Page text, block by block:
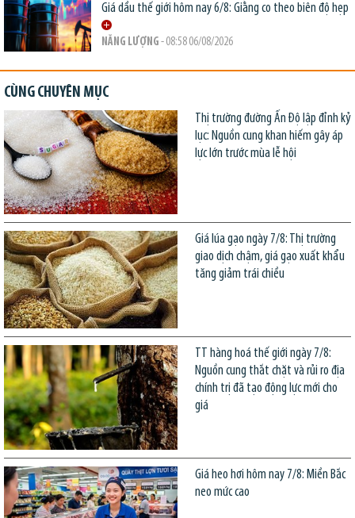
Giá dầu thế giới hôm nay 6/8: Giằng co theo biên độ hẹp
NĂNG LƯỢNG - 08:58 06/08/2026
CÙNG CHUYÊN MỤC
Thị trường đường Ấn Độ lập đỉnh kỷ
lục: Nguồn cung khan hiếm gây áp
lực lớn trước mùa lễ hội
Giá lúa gạo ngày 7/8: Thị trường
giao dịch chậm, giá gạo xuất khẩu
tăng giảm trái chiều
TT hàng hoá thế giới ngày 7/8:
Nguồn cung thắt chặt và rủi ro địa
chính trị đã tạo động lực mới cho
giá
Giá heo hơi hôm nay 7/8: Miền Bắc
neo mức cao